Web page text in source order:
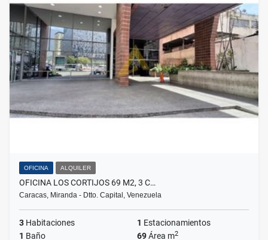
OFICINA ALQUILER
OFICINA LOS CORTIJOS 69 M2, 3 C…
Caracas, Miranda - Dtto. Capital, Venezuela
3 Habitaciones 1 Estacionamientos
1 Baño 69Área m2